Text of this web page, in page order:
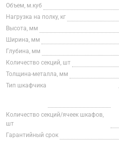
Объем, м.куб
Нагрузка на полку, кг
Высота, мм
Ширина, мм
Глубина, мм
Количество секций, шт
Толщина-металла, мм
Тип шкафчика
Количество секций/ячеек шкафов,
шт
Гарантийный срок